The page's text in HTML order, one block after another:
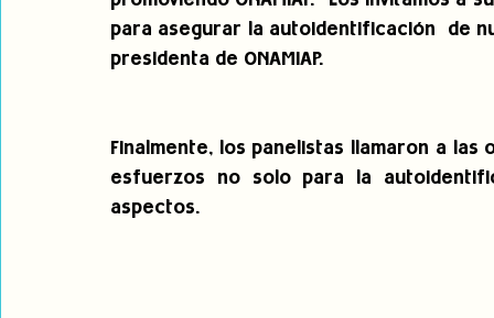
para asegurar la autoidentificación  de
presidenta de ONAMIAP.
Finalmente, los panelistas llamaron a
esfuerzos no solo para la
aspectos.